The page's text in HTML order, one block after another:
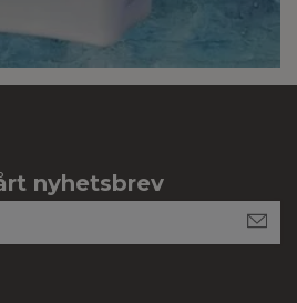
nyhetsbrev